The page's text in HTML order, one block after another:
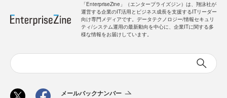
「EnterpriseZine」（エンタープライズジン）は、翔泳社が
運営する企業のIT活用とビジネス成長を支援するITリーダー
向け専門メディアです。データテクノロジー/情報セキュリ
ティ/システム運用の最新動向を中心に、企業ITに関する多
様な情報をお届けしています。
メールバックナンバー